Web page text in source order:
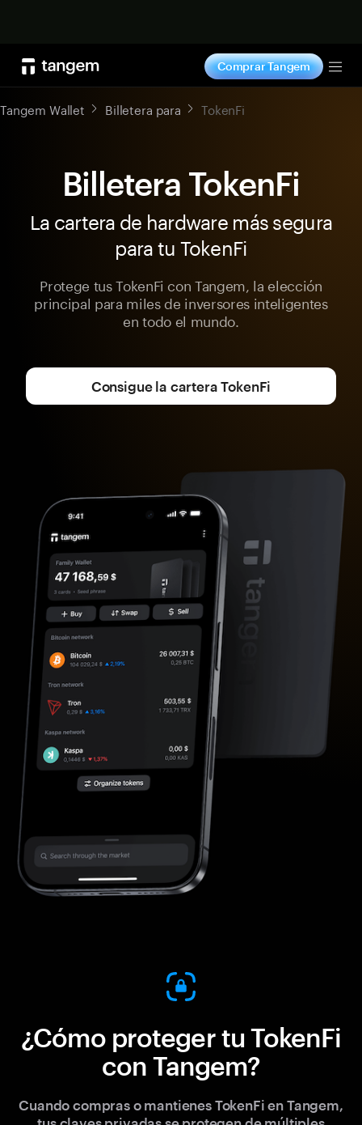
Comprar Tangem
Tangem Wallet Billetera para TokenFi
Billetera TokenFi
La cartera de hardware más segura
para tu TokenFi
Protege tus TokenFi con Tangem, la elección
principal para miles de inversores inteligentes
en todo el mundo.
Consigue la cartera TokenFi
¿Cómo proteger tu TokenFi
con Tangem?
Cuando compras o mantienes TokenFi en Tangem,